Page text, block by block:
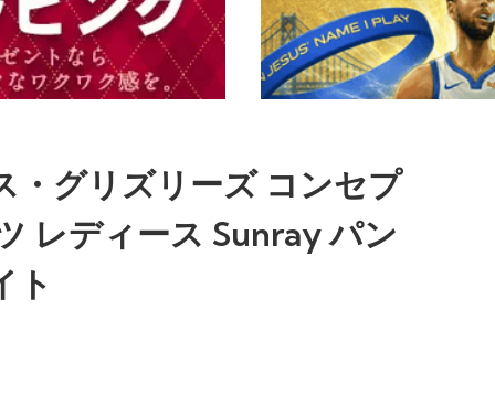
・グリズリーズ コンセプ
レディース Sunray パン
ト